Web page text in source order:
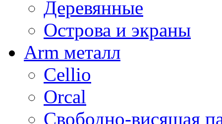
Деревянные
Острова и экраны
Arm металл
Cellio
Orcal
Свободно-висящая